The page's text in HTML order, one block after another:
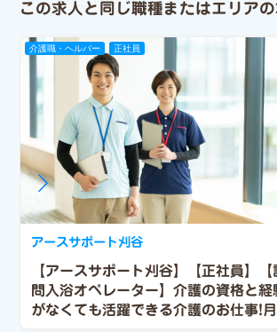
この求人と同じ職種またはエリアの
介護職・ヘルパー 正社員
【アースサポート刈谷】【正社員】【
問入浴オペレーター】介護の資格と経
がなくても活躍できる介護のお仕事!
アースサポート刈谷